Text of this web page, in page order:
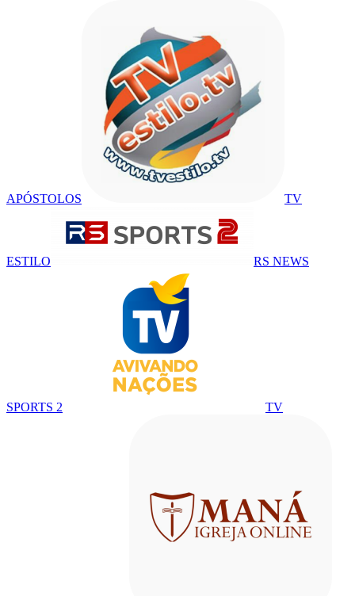
APÓSTOLOS TV
ESTILO RS NEWS
SPORTS 2 TV